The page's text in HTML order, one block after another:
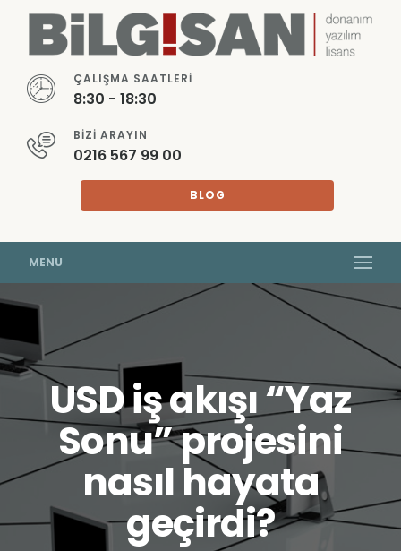
ÇALIŞMA SAATLERI
8:30 - 18:30
BIZI ARAYIN
0216 567 99 00
BLOG
MENU
USD iş akışı “Yaz
Sonu” projesini
nasıl hayata
geçirdi?